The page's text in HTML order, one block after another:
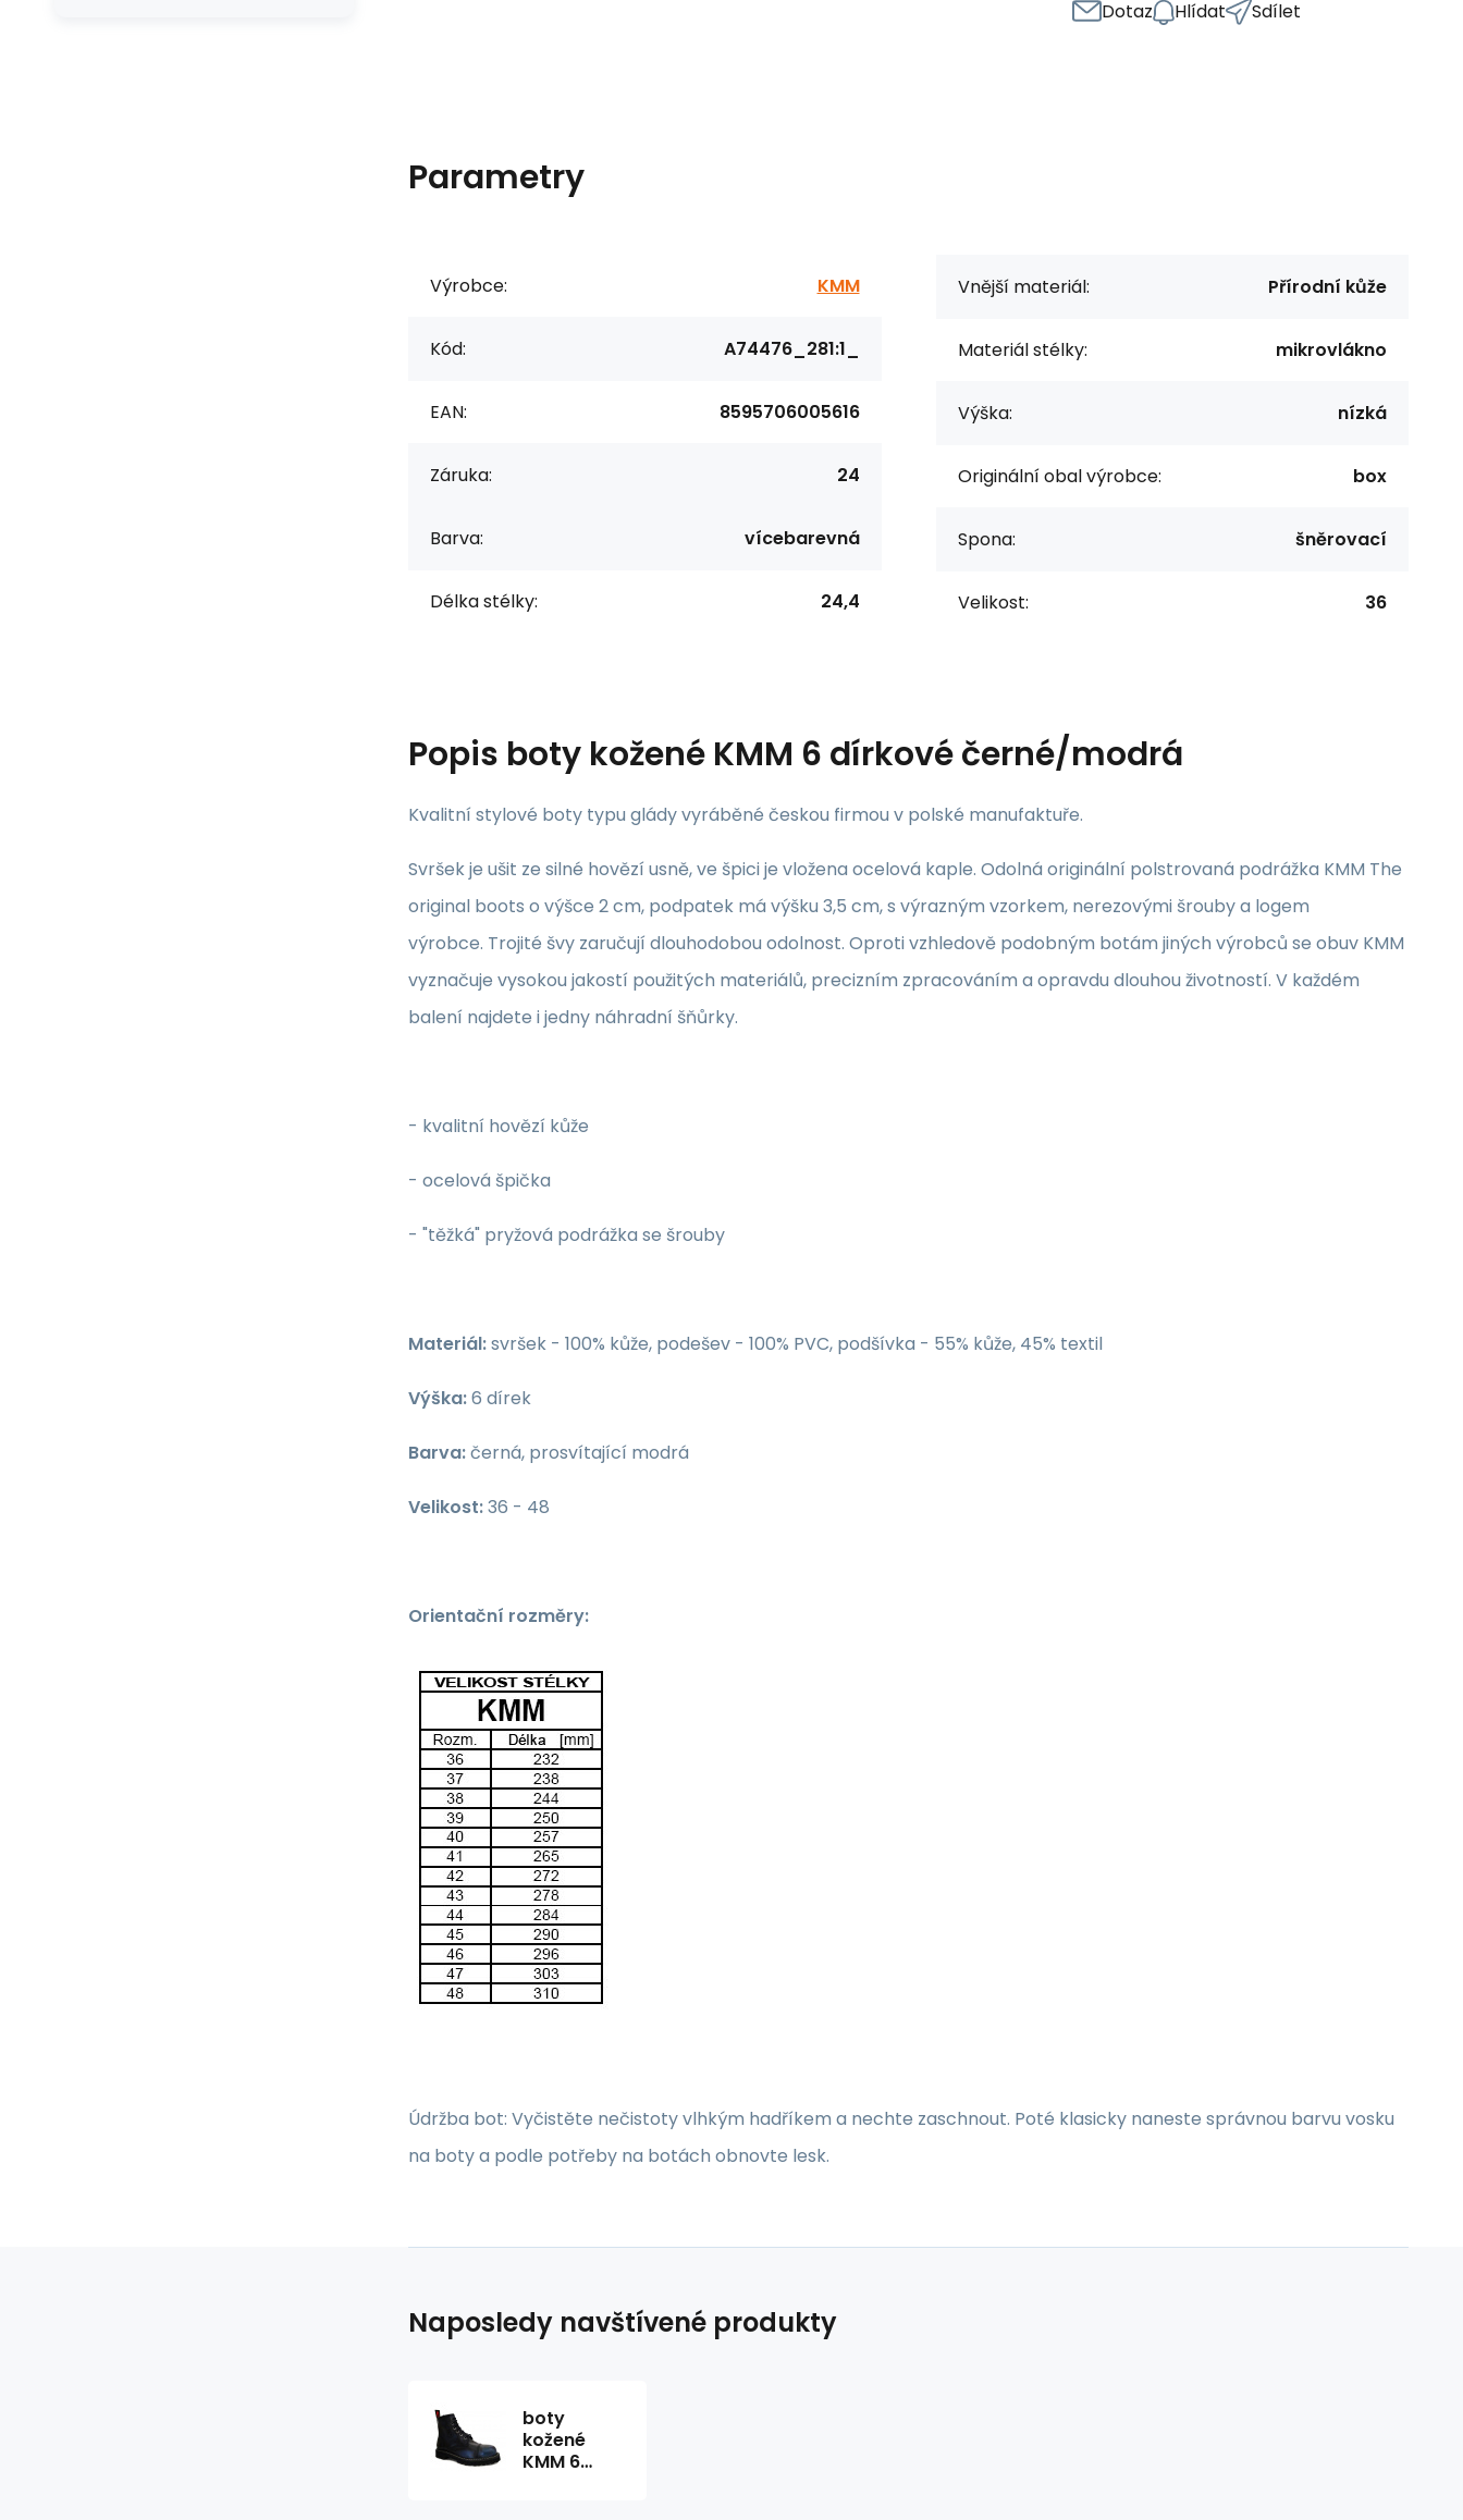
Dotaz Hlídat Sdílet
Parametry
Výrobce: KMM
Kód: A74476_281:1_
EAN: 8595706005616
Záruka: 24
Barva: vícebarevná
Délka stélky: 24,4
Vnější materiál: Přírodní kůže
Materiál stélky: mikrovlákno
Výška: nízká
Originální obal výrobce: box
Spona: šněrovací
Velikost: 36
Popis boty kožené KMM 6 dírkové černé/modrá
Kvalitní stylové boty typu glády vyráběné českou firmou v polské manufaktuře.
Svršek je ušit ze silné hovězí usně, ve špici je vložena ocelová kaple. Odolná originální polstrovaná podrážka KMM The
original boots o výšce 2 cm, podpatek má výšku 3,5 cm, s výrazným vzorkem, nerezovými šrouby a logem
výrobce. Trojité švy zaručují dlouhodobou odolnost. Oproti vzhledově podobným botám jiných výrobců se obuv KMM
vyznačuje vysokou jakostí použitých materiálů, precizním zpracováním a opravdu dlouhou životností. V každém
balení najdete i jedny náhradní šňůrky.
- kvalitní hovězí kůže
- ocelová špička
- "těžká" pryžová podrážka se šrouby
Materiál:svršek - 100% kůže, podešev - 100% PVC, podšívka - 55% kůže, 45% textil
Výška:6 dírek
Barva:černá, prosvítající modrá
Velikost:36 - 48
Orientační rozměry:
Údržba bot: Vyčistěte nečistoty vlhkým hadříkem a nechte zaschnout. Poté klasicky naneste správnou barvu vosku
na boty a podle potřeby na botách obnovte lesk.
Naposledy navštívené produkty
boty
kožené
KMM 6